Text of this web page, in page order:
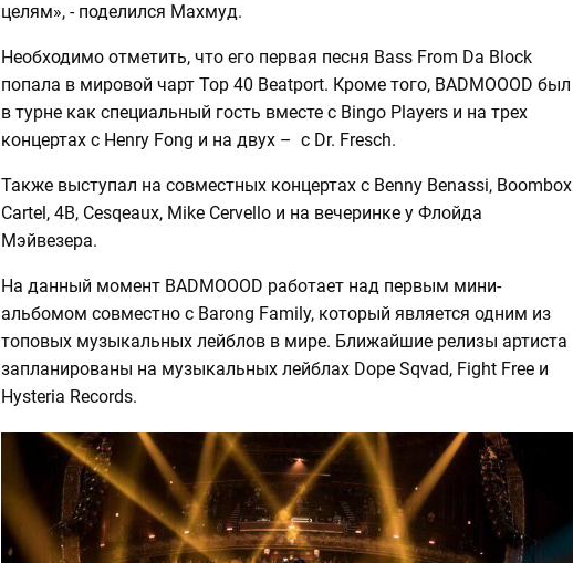
целям», - поделился Махмуд.
Необходимо отметить, что его первая песня Bass From Da Block
попала в мировой чарт Top 40 Beatport. Кроме того, BADMOOOD был
в турне как специальный гость вместе с Bingo Players и на трех
концертах с Henry Fong и на двух – с Dr. Fresch.
Также выступал на совместных концертах с Benny Benassi, Boombox
Cartel, 4B, Cesqeaux, Mike Cervello и на вечеринке у Флойда
Мэйвезера.
На данный момент BADMOOOD работает над первым мини-
альбомом совместно с Barong Family, который является одним из
топовых музыкальных лейблов в мире. Ближайшие релизы артиста
запланированы на музыкальных лейблах Dope Sqvad, Fight Free и
Hysteria Records.